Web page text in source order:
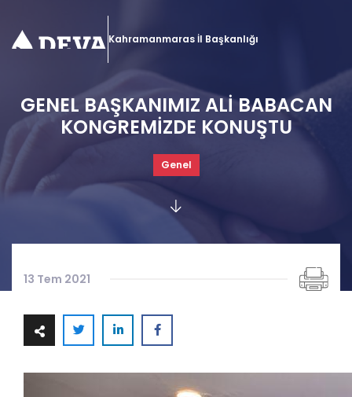
Kahramanmaras İl Başkanlığı
GENEL BAŞKANIMIZ ALİ BABACAN
KONGREMİZDE KONUŞTU
Genel
13 Tem 2021